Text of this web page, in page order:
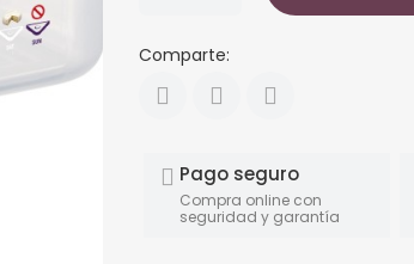
Comparte:
Pago seguro
Compra online con
seguridad y garantía